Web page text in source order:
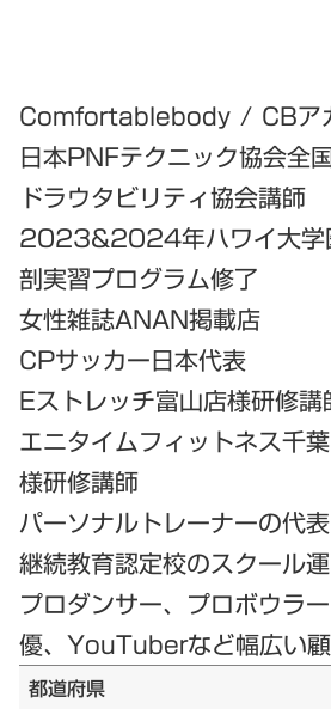
Comfortablebody / CBア
日本PNFテクニック協会全
ドラウタビリティ協会講師
2023&2024年ハワイ大学
剖実習プログラム修了
女性雑誌ANAN掲載店
CPサッカー日本代表
Eストレッチ富山店様研修
エニタイムフィットネス千
様研修講師
パーソナルトレーナーの代
継続教育認定校のスクール
プロダンサー、プロボウラ
優、YouTuberなど幅広い
都道府県